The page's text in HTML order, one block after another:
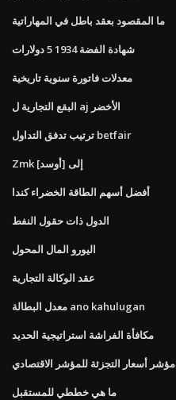
ما المقصود بعقد باطل في المهاراتية
شهادة الفضة 1934 5 دولارات
معدلات فاتورة سنوية تاريخية
البقع التجارية ل aj الأخضر
ترتيب تدفق التداول betfair
Zmk إلى [أوسد]
أفضل أسهم الطاقة الخضراء كندا
الدول ذات حقول النفط
اليورو المال المحول
عقد الوكالة التجارية
معدل البطالة ano kahulugan
مكافأة الفراشة استراتيجية الحديد
مؤشر أسعار التجزئة للمؤشر الاقتصادي
ما هي خططي للمستقبل